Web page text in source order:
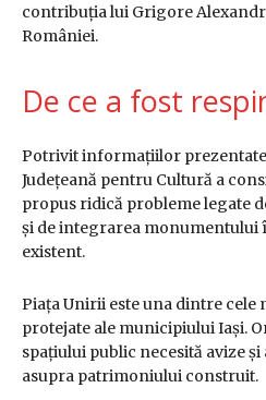
contribuția lui Grigore
României.
De ce a fost
Potrivit informațiilor
Județeană pentru Cultură a
propus ridică probleme legate
și de integrarea monumentului
existent.
Piața Unirii este una dintre cele
protejate ale municipiului Iași.
spațiului public necesită avize
asupra patrimoniului construit.